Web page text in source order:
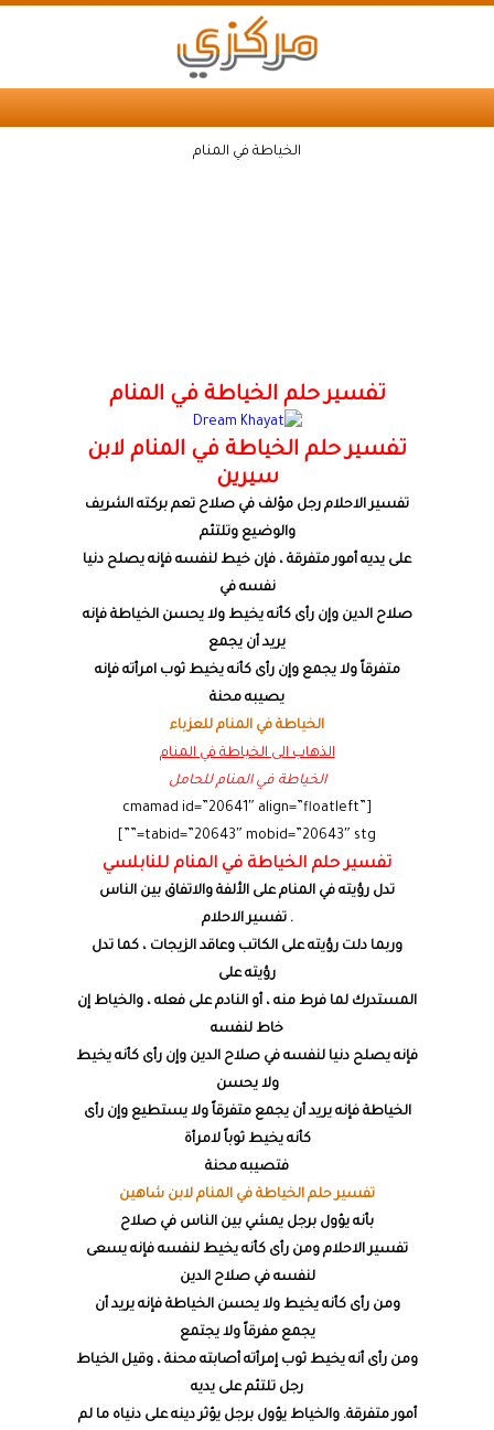
الخياطة في المنام
تفسير حلم الخياطة في المنام
تفسير حلم الخياطة في المنام لابن
سيرين
تفسير الاحلام رجل مؤلف في صلاح تعم بركته الشريف
والوضيع وتلتئم
على يديه أمور متفرقة ، فإن خيط لنفسه فإنه يصلح دنيا
نفسه في
صلاح الدين وإن رأى كأنه يخيط ولا يحسن الخياطة فإنه
يريد أن يجمع
متفرقاً ولا يجمع وإن رأى كأنه يخيط ثوب امرأته فإنه
يصيبه محنة
الخياطة في المنام للعزباء
الذهاب الى الخياطة في المنام
الخياطة في المنام للحامل
[cmamad id=”20641″ align=”floatleft”
tabid=”20643″ mobid=”20643″ stg=””]
تفسير حلم الخياطة في المنام للنابلسي
تدل رؤيته في المنام على الألفة والاتفاق بين الناس
. تفسير الاحلام
وربما دلت رؤيته على الكاتب وعاقد الزيجات ، كما تدل
رؤيته على
المستدرك لما فرط منه ، أو النادم على فعله ، والخياط إن
خاط لنفسه
فإنه يصلح دنيا لنفسه في صلاح الدين وإن رأى كأنه يخيط
ولا يحسن
الخياطة فإنه يريد أن يجمع متفرقاً ولا يستطيع وإن رأى
كأنه يخيط ثوباً لامرأة
فتصيبه محنة
تفسير حلم الخياطة في المنام لابن شاهين
بأنه يؤول برجل يمشي بين الناس في صلاح
تفسير الاحلام ومن رأى كأنه يخيط لنفسه فإنه يسعى
لنفسه في صلاح الدين
ومن رأى كأنه يخيط ولا يحسن الخياطة فإنه يريد أن
يجمع مفرقاً ولا يجتمع
ومن رأى أنه يخيط ثوب إمرأته أصابته محنة ، وقيل الخياط
رجل تلتئم على يديه
أمور متفرقة. والخياط يؤول برجل يؤثر دينه على دنياه ما لم